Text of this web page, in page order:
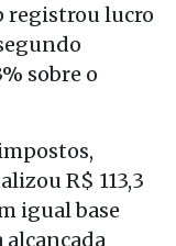
registrou lucro
sobre o
R$ 113,3
igual base
alcançada